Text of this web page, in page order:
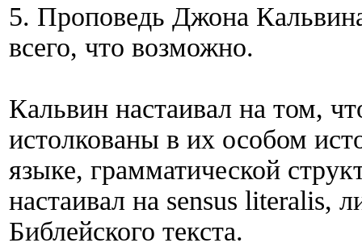
5. Проповедь Джона
всего, что возможно.
Кальвин настаивал на том,
истолкованы в их особом
языке, грамматической
настаивал на sensus literalis,
Библейского текста.